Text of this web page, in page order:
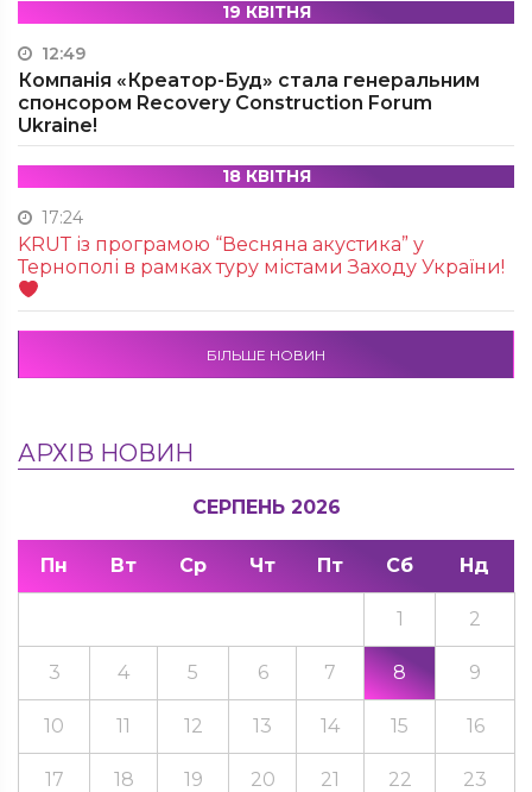
19 КВІТНЯ
12:49
Компанія «Креатор-Буд» стала генеральним
спонсором Recovery Construction Forum
Ukraine!
18 КВІТНЯ
17:24
KRUТ із програмою “Весняна акустика” у
Тернополі в рамках туру містами Заходу України!
БІЛЬШЕ НОВИН
АРХІВ НОВИН
СЕРПЕНЬ 2026
Пн Вт Ср Чт Пт Сб Нд
1 2
3 4 5 6 7 8 9
10 11 12 13 14 15 16
17 18 19 20 21 22 23